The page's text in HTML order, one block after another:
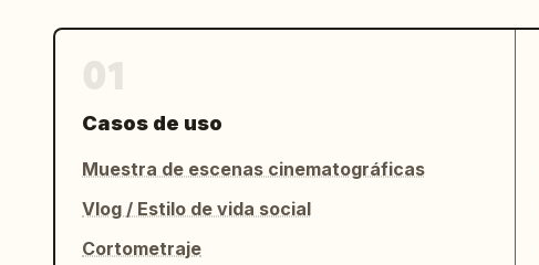
Casos de uso
Muestra de escenas cinematográficas
Vlog / Estilo de vida social
Cortometraje